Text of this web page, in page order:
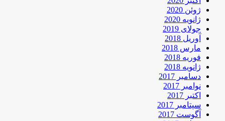
ژوئن 2020
ژانویه 2020
جولای 2019
آوریل 2018
مارس 2018
فوریه 2018
ژانویه 2018
دسامبر 2017
نوامبر 2017
اکتبر 2017
سپتامبر 2017
آگوست 2017